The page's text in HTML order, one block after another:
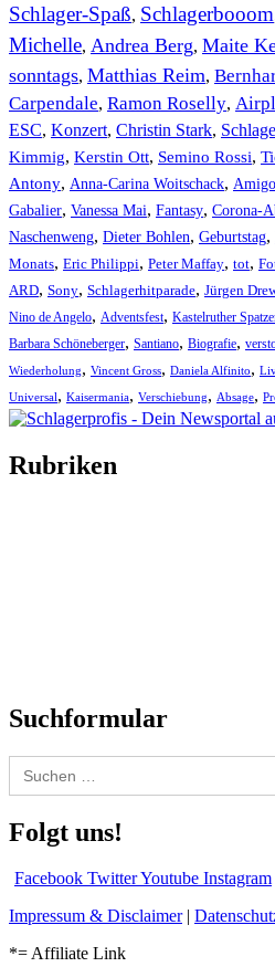
Schlager-Spaß, Schlagerbooom
Michelle, Andrea Berg, Maite
sonntags, Matthias Reim,
Carpendale, Ramon Roselly,
ESC, Konzert, Christin Stark,
Kimmig, Kerstin Ott, Semino Rossi,
Antony, Anna-Carina Woitschack,
Gabalier, Vanessa Mai, Fantasy, Corona-
Naschenweng, Dieter Bohlen, Geburtstag,
Monats, Eric Philippi, Peter Maffay, tot,
ARD, Sony, Schlagerhitparade, Jürgen
Nino de Angelo, Adventsfest, Kastelruther
Barbara Schöneberger, Santiano, Biografie,
Wiederholung, Vincent Gross, Daniela Alfinito,
Universal, Kaisermania, Verschiebung, Absage,
Rubriken
Suchformular
Search
for:
Folgt uns!
Facebook TwitterYoutube Instagram
Impressum & Disclaimer|
*= Affiliate Link